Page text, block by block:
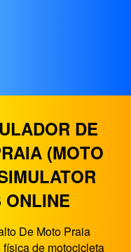
DE
(MOTO
ONLINE
De Moto Praia
de motocicleta